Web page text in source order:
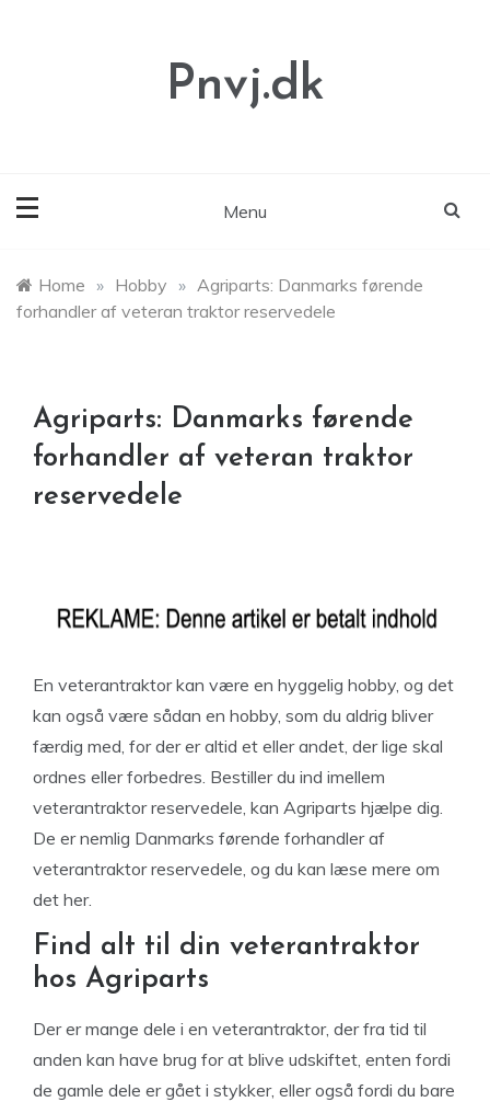
Pnvj.dk
Menu
Home » Hobby » Agriparts: Danmarks førende
forhandler af veteran traktor reservedele
Agriparts: Danmarks førende
forhandler af veteran traktor
reservedele
En veterantraktor kan være en hyggelig hobby, og det
kan også være sådan en hobby, som du aldrig bliver
færdig med, for der er altid et eller andet, der lige skal
ordnes eller forbedres. Bestiller du ind imellem
veterantraktor reservedele, kan Agriparts hjælpe dig.
De er nemlig Danmarks førende forhandler af
veterantraktor reservedele, og du kan læse mere om
det her.
Find alt til din veterantraktor
hos Agriparts
Der er mange dele i en veterantraktor, der fra tid til
anden kan have brug for at blive udskiftet, enten fordi
de gamle dele er gået i stykker, eller også fordi du bare